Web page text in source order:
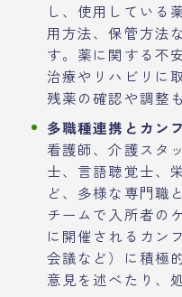
し、使用している
用方法、保管方法
す。薬に関する不
治療やリハビリに
残薬の確認や調整
多職種連携とカン
看護師、介護スタ
士、言語聴覚士、
ど、多様な専門職
チームで入所者の
に開催されるカン
会議など）に積極
意見を述べたり、